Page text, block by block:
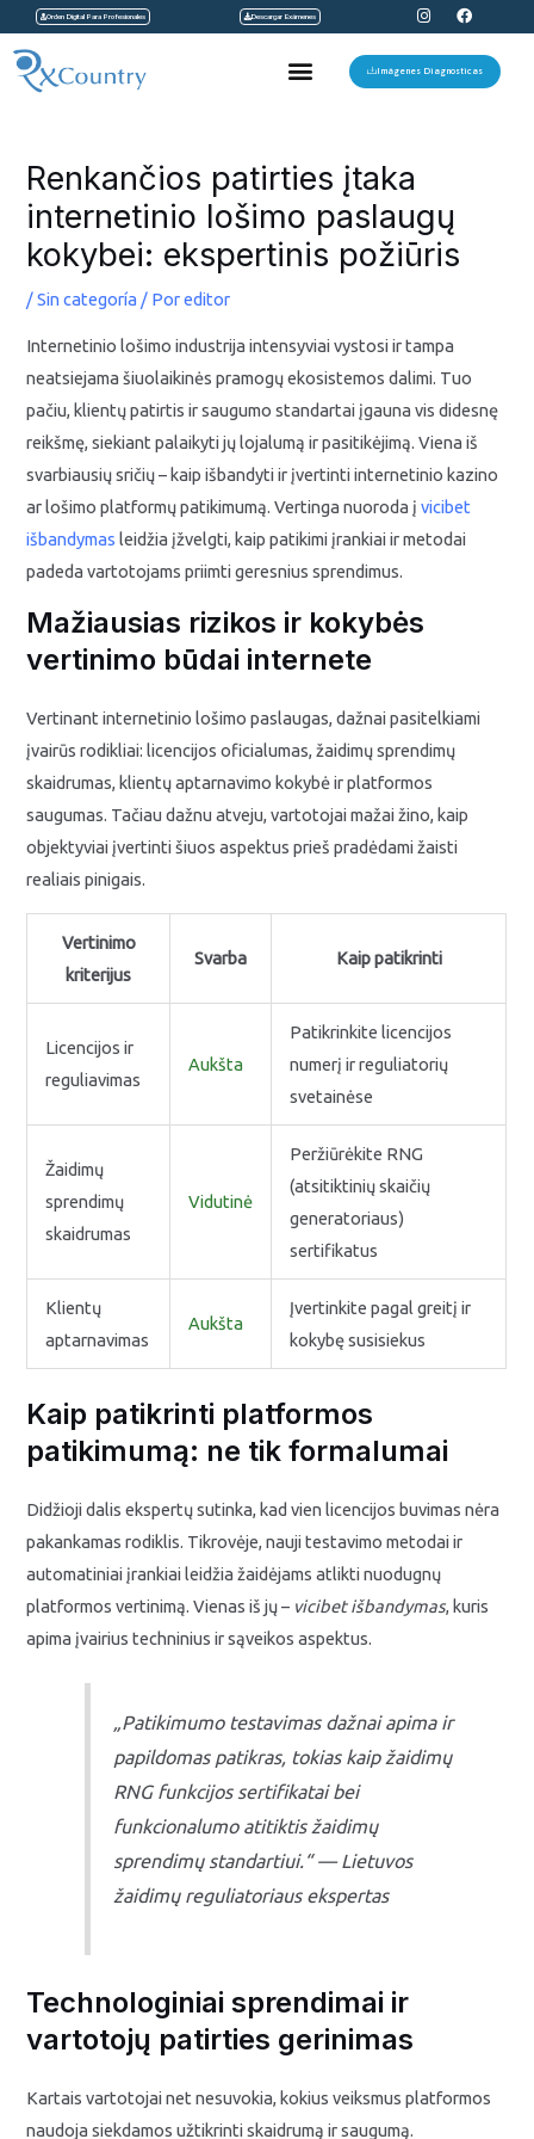
contenido
Orden Digital Para Profesionales Descargar Exámenes
I
n
s
t
a
F
a
c
e
b
Menu Imágenes Diagnosticas
Renkančios patirties įtaka
internetinio lošimo paslaugų
kokybei: ekspertinis požiūris
/Sin categoría / Poreditor
Internetinio lošimo industrija intensyviai vystosi ir tampa
neatsiejama šiuolaikinės pramogų ekosistemos dalimi. Tuo
pačiu, klientų patirtis ir saugumo standartai įgauna vis didesnę
reikšmę, siekiant palaikyti jų lojalumą ir pasitikėjimą. Viena iš
svarbiausių sričių – kaip išbandyti ir įvertinti internetinio kazino
ar lošimo platformų patikimumą. Vertinga nuoroda įvicibet
išbandymas leidžia įžvelgti, kaip patikimi įrankiai ir metodai
padeda vartotojams priimti geresnius sprendimus.
Mažiausias rizikos ir kokybės
vertinimo būdai internete
Vertinant internetinio lošimo paslaugas, dažnai pasitelkiami
įvairūs rodikliai: licencijos oficialumas, žaidimų sprendimų
skaidrumas, klientų aptarnavimo kokybė ir platformos
saugumas. Tačiau dažnu atveju, vartotojai mažai žino, kaip
objektyviai įvertinti šiuos aspektus prieš pradėdami žaisti
realiais pinigais.
Vertinimo
kriterijus
Svarba Kaip patikrinti
Licencijos ir
reguliavimas
Aukšta
Patikrinkite licencijos
numerį ir reguliatorių
svetainėse
Žaidimų
sprendimų
skaidrumas
Vidutinė
Peržiūrėkite RNG
(atsitiktinių skaičių
generatoriaus)
sertifikatus
Klientų
aptarnavimas
Aukšta
Įvertinkite pagal greitį ir
kokybę susisiekus
Kaip patikrinti platformos
patikimumą: ne tik formalumai
Didžioji dalis ekspertų sutinka, kad vien licencijos buvimas nėra
pakankamas rodiklis. Tikrovėje, nauji testavimo metodai ir
automatiniai įrankiai leidžia žaidėjams atlikti nuodugnų
platformos vertinimą. Vienas iš jų – vicibet išbandymas, kuris
apima įvairius techninius ir sąveikos aspektus.
„Patikimumo testavimas dažnai apima ir
papildomas patikras, tokias kaip žaidimų
RNG funkcijos sertifikatai bei
funkcionalumo atitiktis žaidimų
sprendimų standartiui.“ — Lietuvos
žaidimų reguliatoriaus ekspertas
Technologiniai sprendimai ir
vartotojų patirties gerinimas
Kartais vartotojai net nesuvokia, kokius veiksmus platformos
naudoja siekdamos užtikrinti skaidrumą ir saugumą.
entradas